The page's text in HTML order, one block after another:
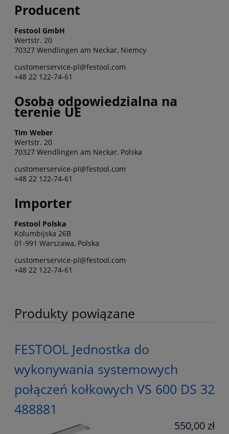
Producent
Festool GmbH
Wertstr. 20
70327 Wendlingen am Neckar, Niemcy
customerservice-pl@festool.com
+48 22 122-74-61
Osoba odpowiedzialna na
terenie UE
Tim Weber
Wertstr. 20
70327 Wendlingen am Neckar, Polska
customerservice-pl@festool.com
+48 22 122-74-61
Importer
Festool Polska
Kolumbijska 26B
01-991 Warszawa, Polska
customerservice-pl@festool.com
+48 22 122-74-61
Produkty powiązane
FESTOOL Jednostka do
wykonywania systemowych
połączeń kołkowych VS 600 DS 32
488881
550,00 zł